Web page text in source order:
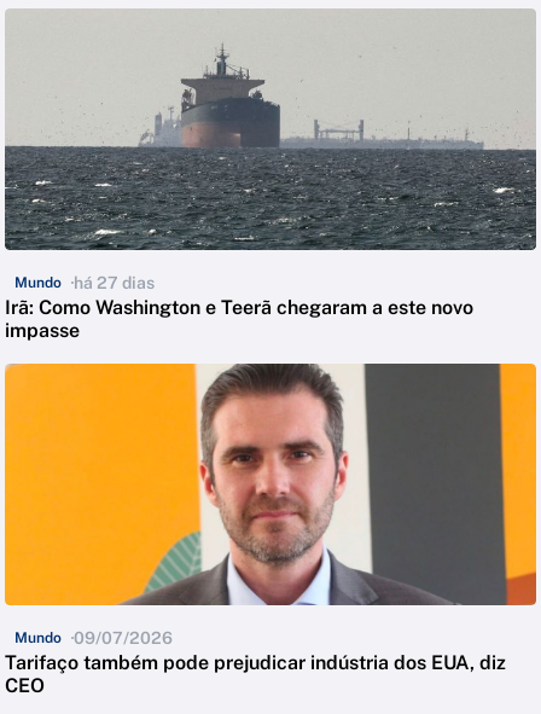
Mundo há 27 dias
Irã: Como Washington e Teerã chegaram a este novo
impasse
Mundo 09/07/2026
Tarifaço também pode prejudicar indústria dos EUA, diz
CEO